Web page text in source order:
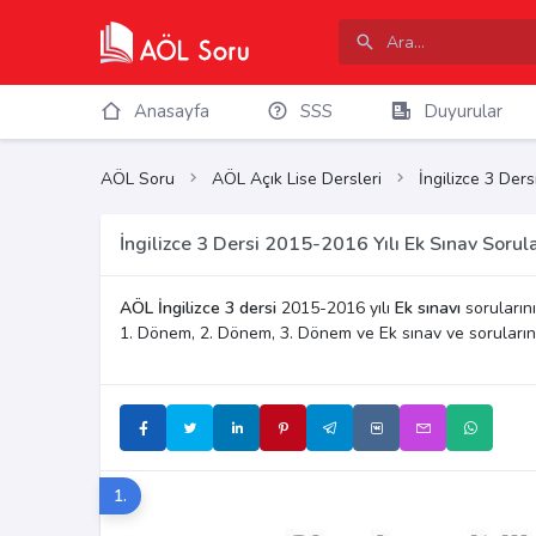
Anasayfa SSS Duyurular
AÖL Soru AÖL Açık Lise Dersleri İngilizce 3
İngilizce 3 Dersi 2015-2016 Yılı Ek Sınav
AÖL İngilizce 3 dersi 2015-2016 yılı Ek sınavı
1. Dönem, 2. Dönem, 3. Dönem ve Ek sınav ve
1.